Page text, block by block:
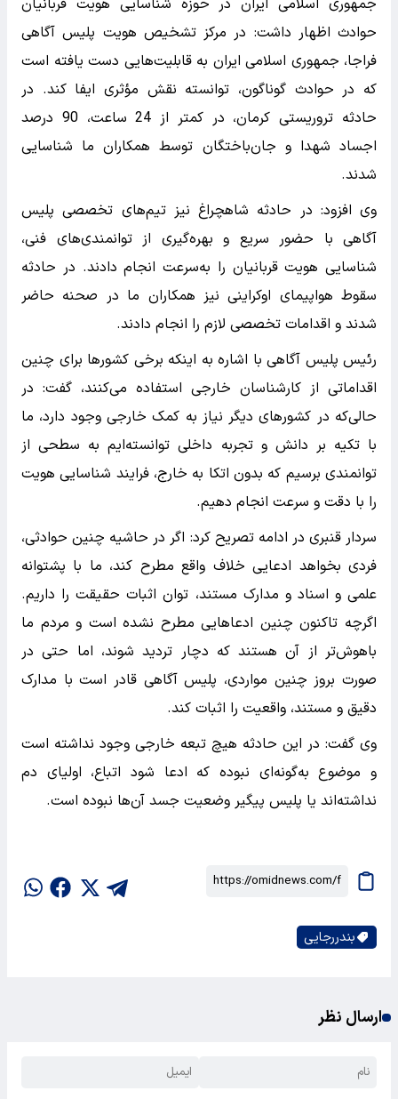
جمهوری اسلامی ایران در حوزه شناسایی هویت قربانیان
حوادث اظهار داشت: در مرکز تشخیص هویت پلیس آگاهی
فراجا، جمهوری اسلامی ایران به قابلیت‌هایی دست یافته است
که در حوادث گوناگون، توانسته نقش مؤثری ایفا کند. در
حادثه تروریستی کرمان، در کمتر از 24 ساعت، 90 درصد
اجساد شهدا و جان‌باختگان توسط همکاران ما شناسایی
شدند.
وی افزود: در حادثه شاهچراغ نیز تیم‌های تخصصی پلیس
آگاهی با حضور سریع و بهره‌گیری از توانمندی‌های فنی،
شناسایی هویت قربانیان را به‌سرعت انجام دادند. در حادثه
سقوط هواپیمای اوکراینی نیز همکاران ما در صحنه حاضر
شدند و اقدامات تخصصی لازم را انجام دادند.
رئیس پلیس آگاهی با اشاره به اینکه برخی کشورها برای چنین
اقداماتی از کارشناسان خارجی استفاده می‌کنند، گفت: در
حالی‌که در کشورهای دیگر نیاز به کمک خارجی وجود دارد، ما
با تکیه بر دانش و تجربه داخلی توانسته‌ایم به سطحی از
توانمندی برسیم که بدون اتکا به خارج، فرایند شناسایی هویت
را با دقت و سرعت انجام دهیم.
سردار قنبری در ادامه تصریح کرد: اگر در حاشیه چنین حوادثی،
فردی بخواهد ادعایی خلاف واقع مطرح کند، ما با پشتوانه
علمی و اسناد و مدارک مستند، توان اثبات حقیقت را داریم.
اگرچه تاکنون چنین ادعاهایی مطرح نشده است و مردم ما
باهوش‌تر از آن هستند که دچار تردید شوند، اما حتی در
صورت بروز چنین مواردی، پلیس آگاهی قادر است با مدارک
دقیق و مستند، واقعیت را اثبات کند.
وی گفت: در این حادثه هیچ تبعه خارجی وجود نداشته است
و موضوع به‌گونه‌ای نبوده که ادعا شود اتباع، اولیای دم
نداشته‌اند یا پلیس پیگیر وضعیت جسد آن‌ها نبوده است.
بندررجایی
ارسال نظر